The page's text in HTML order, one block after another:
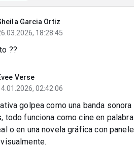
Garcia Ortiz
18:28:45
??
Verse
02:42:06
golpea como una banda
todo funciona como cine en
o en una novela gráfica con